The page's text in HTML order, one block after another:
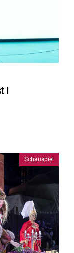
I
Schauspiel